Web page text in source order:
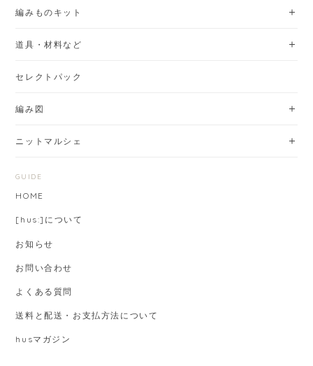
編みものキット
道具・材料など
セレクトパック
編み図
ニットマルシェ
GUIDE
HOME
[hus:]について
お知らせ
お問い合わせ
よくある質問
送料と配送・お支払方法について
husマガジン